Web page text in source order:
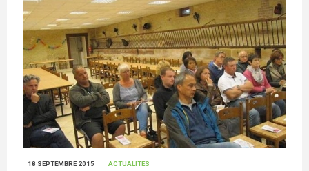
18 SEPTEMBRE 2015 ACTUALITÉS